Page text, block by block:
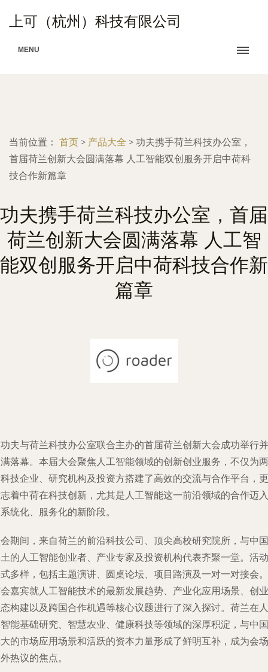
上可（杭州）科技有限公司
MENU
当前位置： 首页 > 产品大全 > 功夫携手荷兰科技办公室，
首届荷兰创新大会圆满落幕 人工智能双创服务开启中荷科
技合作新篇章
功夫携手荷兰科技办公室，首届
荷兰创新大会圆满落幕 人工智
能双创服务开启中荷科技合作新
篇章
夫与荷兰科技办公室联合主办的首届荷兰创新大会成功举行并
落幕。本届大会聚焦人工智能领域的创新创业服务，不仅为两
技企业、研究机构及投资方搭建了高效的交流与合作平台，更
着中荷在科技创新，尤其是人工智能这一前沿领域的合作迈入
统化、服务化的新阶段。
期间，来自荷兰的前沿科技公司、顶尖高校研究院所，与中国
的人工智能创业者、产业专家及投资机构代表齐聚一堂。活动
多样，包括主题演讲、圆桌论坛、项目路演及一对一对接会。
嘉宾就人工智能技术的最新发展趋势、产业化应用场景、创业
构建以及跨国合作机遇等核心议题进行了深入探讨。荷兰在人
能基础研究、智慧农业、健康科技等领域的深厚积淀，与中国
的市场应用场景和活跃的资本力量形成了鲜明互补，成为会场
热议的焦点。